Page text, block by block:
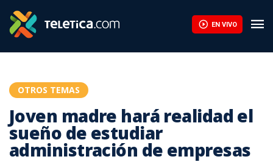
EN VIVO
OTROS TEMAS
Joven madre hará realidad el
sueño de estudiar
administración de empresas